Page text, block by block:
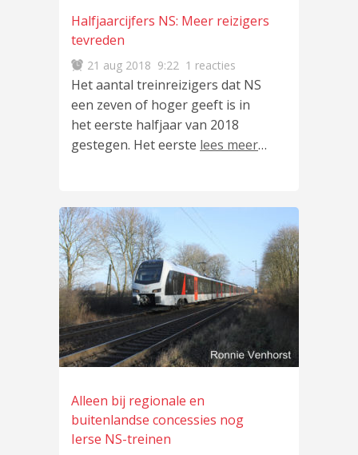
Halfjaarcijfers NS: Meer reizigers
tevreden
21 aug 2018 9:22 1 reacties
Het aantal treinreizigers dat NS
een zeven of hoger geeft is in
het eerste halfjaar van 2018
gestegen. Het eerste lees meer…
Alleen bij regionale en
buitenlandse concessies nog
Ierse NS-treinen